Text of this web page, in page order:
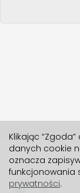
Klikając
danych cookie
oznacza
funkcjonowania
prywatności.